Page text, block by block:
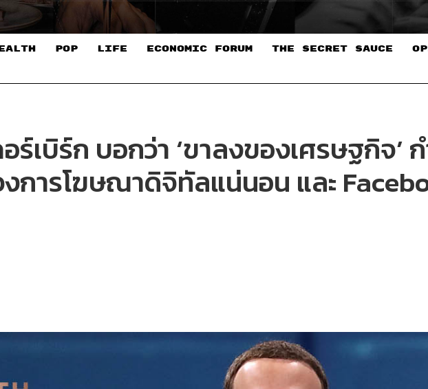
POP LIFE ECONOMIC FORUM THE SECRET SAUCE​
ร์เบิร์ก บอกว่า ‘ขาลงของเศรษฐกิจ’
การโฆษณาดิจิทัลแน่นอน และ